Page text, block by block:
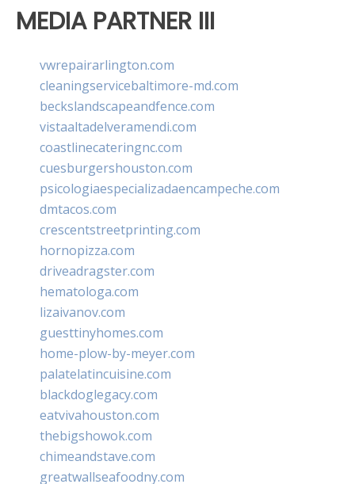
MEDIA PARTNER III
vwrepairarlington.com
cleaningservicebaltimore-md.com
beckslandscapeandfence.com
vistaaltadelveramendi.com
coastlinecateringnc.com
cuesburgershouston.com
psicologiaespecializadaencampeche.com
dmtacos.com
crescentstreetprinting.com
hornopizza.com
driveadragster.com
hematologa.com
lizaivanov.com
guesttinyhomes.com
home-plow-by-meyer.com
palatelatincuisine.com
blackdoglegacy.com
eatvivahouston.com
thebigshowok.com
chimeandstave.com
greatwallseafoodny.com